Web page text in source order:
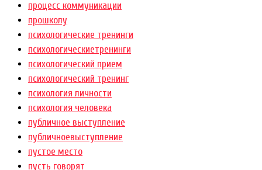
процесс коммуникации
прошколу
психологические тренинги
психологическиетренинги
психологический прием
психологический тренинг
психология личности
психология человека
публичное выступление
публичноевыступление
пустое место
пусть говорят